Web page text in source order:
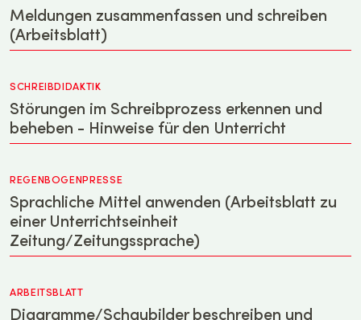
Meldungen zusammenfassen und schreiben
(Arbeitsblatt)
SCHREIBDIDAKTIK
Störungen im Schreibprozess erkennen und
beheben - Hinweise für den Unterricht
REGENBOGENPRESSE
Sprachliche Mittel anwenden (Arbeitsblatt zu
einer Unterrichtseinheit
Zeitung/Zeitungssprache)
ARBEITSBLATT
Diagramme/Schaubilder beschreiben und